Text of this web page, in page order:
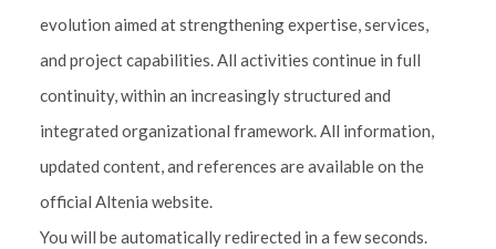
evolution aimed at strengthening expertise, services,
and project capabilities. All activities continue in full
continuity, within an increasingly structured and
integrated organizational framework. All information,
updated content, and references are available on the
official Altenia website.
You will be automatically redirected in a few seconds.